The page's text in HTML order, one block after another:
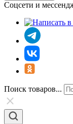
Соцсети и
Поиск товаров...